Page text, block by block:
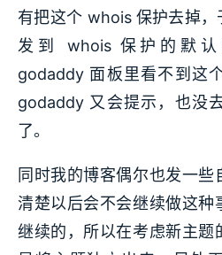
有把这个 whois 保护去掉
发到 whois 保护的默
godaddy 面板里看不到这
godaddy 又会提示，也没
了。
同时我的博客偶尔也发一
清楚以后会不会继续做这种
继续的，所以在考虑新主题